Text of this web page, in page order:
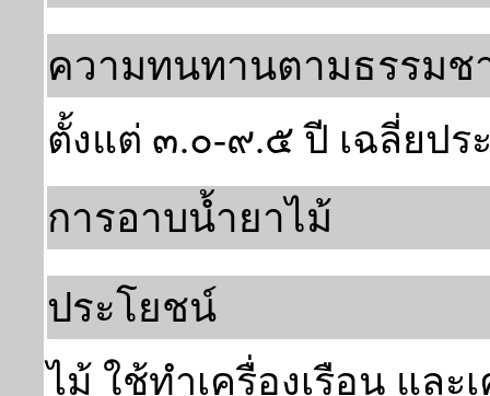
ความทนทานตามธรรมช
ตั้งแต่ ๓.๐-๙.๕ ปี เฉลี่ยป
การอาบน้ำยาไม้
ประโยชน์
ไม้ ใช้ทำเครื่องเรือน และ